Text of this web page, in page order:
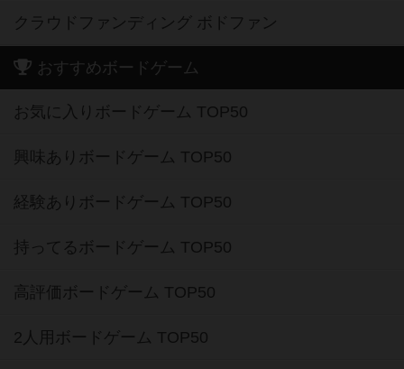
クラウドファンディング ボドファン
おすすめボードゲーム
お気に入りボードゲーム TOP50
興味ありボードゲーム TOP50
経験ありボードゲーム TOP50
持ってるボードゲーム TOP50
高評価ボードゲーム TOP50
2人用ボードゲーム TOP50